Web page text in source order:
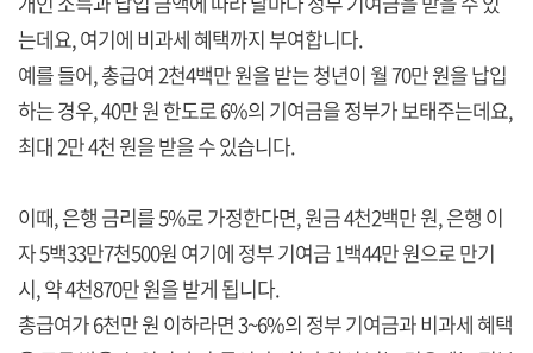
는데요, 여기에 비과세 혜택까지 부여합니다.
예를 들어, 총급여 2천4백만 원을 받는 청년이 월 70만 원을 납입
하는 경우, 40만 원 한도로 6%의 기여금을 정부가 보태주는데요,
최대 2만 4천 원을 받을 수 있습니다.
이때, 은행 금리를 5%로 가정한다면, 원금 4천2백만 원, 은행 이
자 5백33만7천500원 여기에 정부 기여금 1백44만 원으로 만기
시, 약 4천870만 원을 받게 됩니다.
총급여가 6천만 원 이하라면 3~6%의 정부 기여금과 비과세 혜택